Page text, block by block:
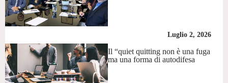
Luglio 2, 2026
Il “quiet quitting non è una fuga
ma una forma di autodifesa